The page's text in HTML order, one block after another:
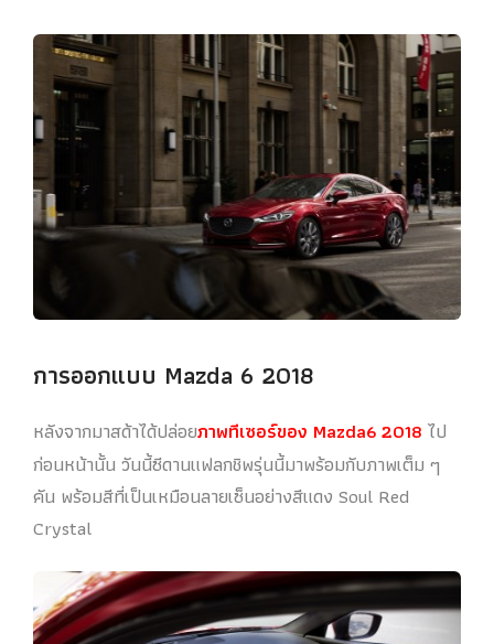
การออกแบบ Mazda 6 2018
หลังจากมาสด้าได้ปล่อยภาพทีเซอร์ของ Mazda6 2018 ไป
ก่อนหน้านั้น วันนี้ซีดานแฟลกชิพรุ่นนี้มาพร้อมกับภาพเต็ม ๆ
คัน พร้อมสีที่เป็นเหมือนลายเซ็นอย่างสีแดง Soul Red
Crystal